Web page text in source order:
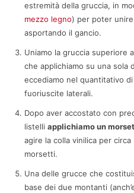
estremità della gruccia, in
mezzo legno) per poter
asportando il gancio.
Uniamo la gruccia superiore
che applichiamo su una sola
eccediamo nel quantitativo
fuoriuscite laterali.
Dopo aver accostato con
listelli applichiamo un
agire la colla vinilica per
morsetti.
Una delle grucce che
base dei due montanti